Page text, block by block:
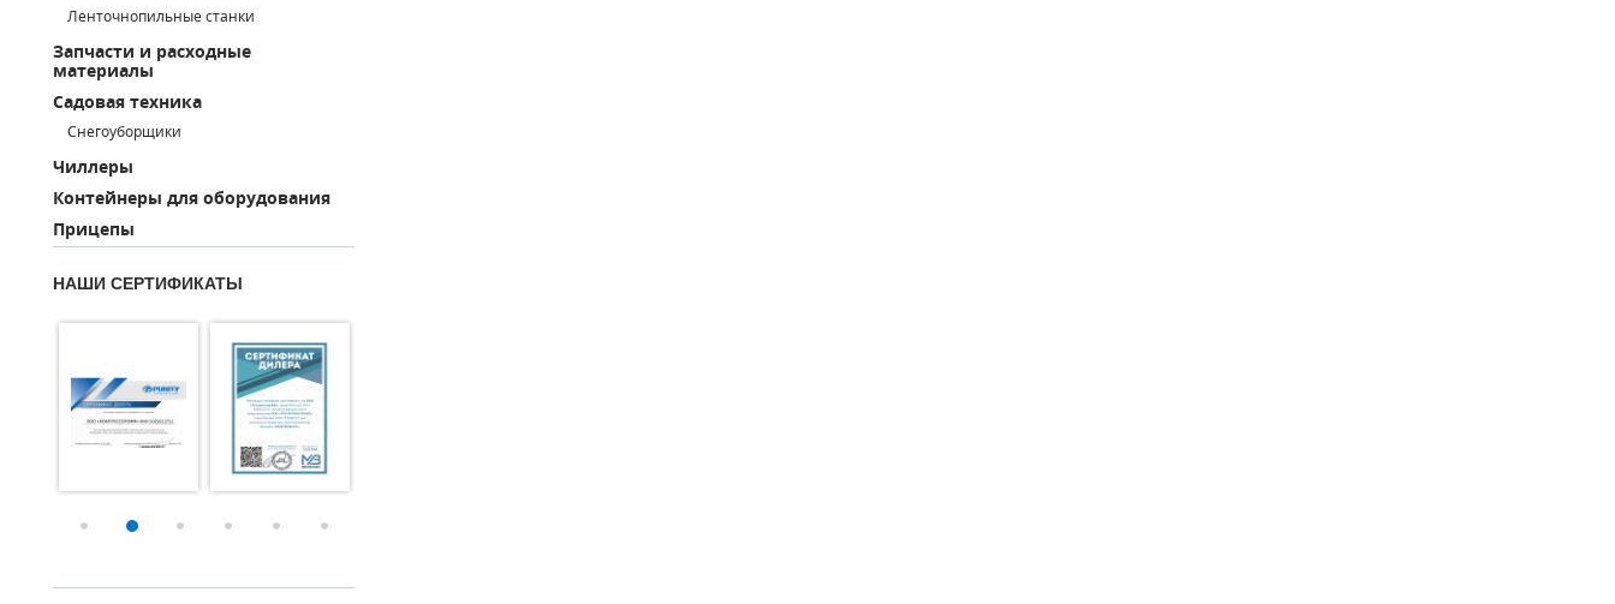
Ленточнопильные станки
Запчасти и расходные
материалы
Садовая техника
Снегоуборщики
Чиллеры
Контейнеры для оборудования
Прицепы
НАШИ СЕРТИФИКАТЫ
ДЕТАЛИ СПИРАЛЬНЫХ КОМПРЕССОРОВ
ДЕТАЛИ НАСОСНОЙ ЧАСТИ
ДЕТАЛИ ПОГРУЖНЫХ НАСОСОВ
ШЛАНГИ ДЛЯ МОТОПОМП
ДЛЯ ВАКУУМНЫХ НАСОСОВ